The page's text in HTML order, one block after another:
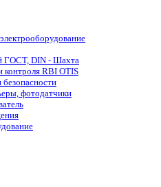
ГОСТ, DIN - Шахта
контроля RBI OTIS
безопасности
фотодатчики